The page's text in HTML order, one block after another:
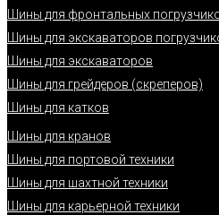
Шины для фронтальных
Шины для экскаваторов
Шины для экскаваторов
Шины для грейдеров (скреперов)
Шины для катков
Шины для кранов
Шины для портовой техники
Шины для шахтной техники
Шины для карьерной техники